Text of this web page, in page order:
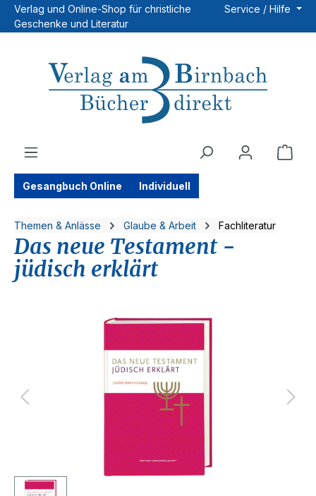
Zum Hauptinhalt springen
Verlag und Online-Shop für christliche
Geschenke und Literatur
Service / Hilfe
Gesangbuch Online Individuell
Themen & Anlässe Glaube & Arbeit Fachliteratur
Das neue Testament -
jüdisch erklärt
Bildergalerie überspringen